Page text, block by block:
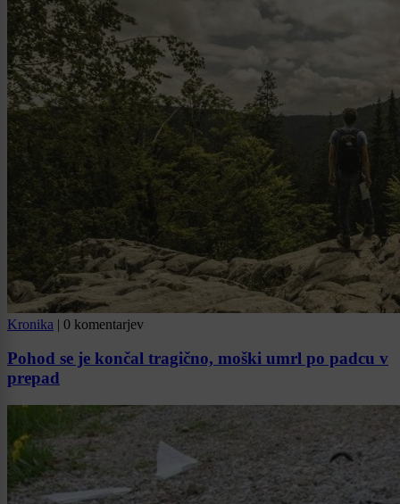
Kronika | 0 komentarjev
Pohod se je končal tragično, moški umrl po padcu v
prepad